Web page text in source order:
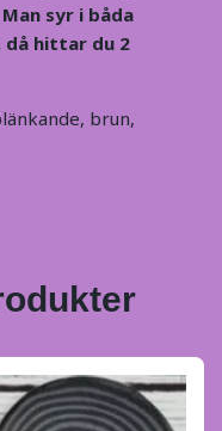
syr i båda
då hittar du 2
brun,